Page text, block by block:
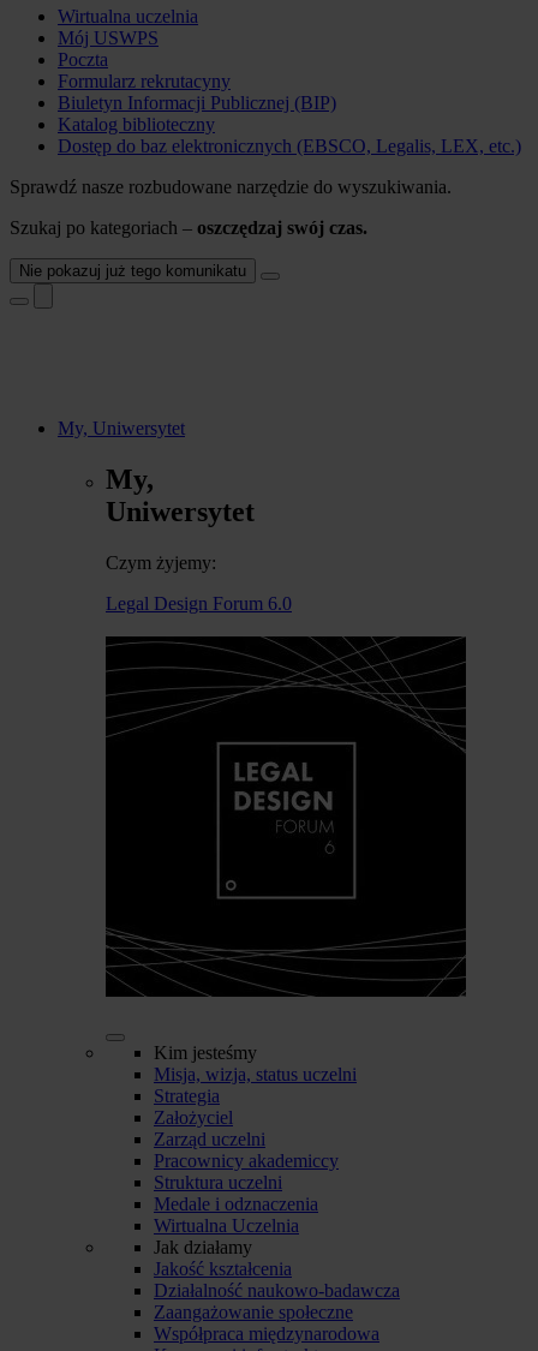
Wirtualna uczelnia
Mój USWPS
Poczta
Formularz rekrutacyny
Biuletyn Informacji Publicznej (BIP)
Katalog biblioteczny
Dostęp do baz elektronicznych (EBSCO, Legalis, LEX, etc.)
Sprawdź nasze rozbudowane narzędzie do wyszukiwania.
Szukaj po kategoriach – oszczędzaj swój czas.
Nie pokazuj już tego komunikatu
My, Uniwersytet
My,
Uniwersytet
Czym żyjemy:
Legal Design Forum 6.0
Kim jesteśmy
Misja, wizja, status uczelni
Strategia
Założyciel
Zarząd uczelni
Pracownicy akademiccy
Struktura uczelni
Medale i odznaczenia
Wirtualna Uczelnia
Jak działamy
Jakość kształcenia
Działalność naukowo-badawcza
Zaangażowanie społeczne
Współpraca międzynarodowa